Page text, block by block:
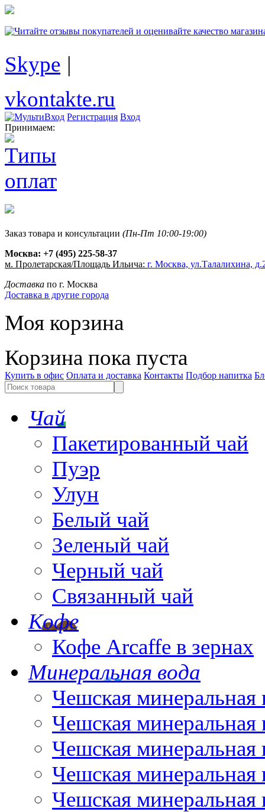
Skype |
vkontakte.ru
Регистрация Вход
Принимаем:
Заказ товара и консультации (Пн-Пт 10:00-19:00)
Москва: +7 (495) 225-58-37
м. Пролетарская/Площадь Ильича: г. Москва, ул.Талалихина,
Доставка по г. Москва
Доставка в другие города
Моя корзина
Корзина пока пуста
Купить в офис Оплата и доставка Контакты Подбор напитка
Чай
Пакетированный чай
Пуэр
Улун
Белый чай
Зеленый чай
Черный чай
Связанный чай
Кофе
Кофе Arcaffe в зернах
Минеральная вода
Чешская минеральная
Чешская минеральная
Чешская минеральная
Чешская минеральная
Чешская минеральная